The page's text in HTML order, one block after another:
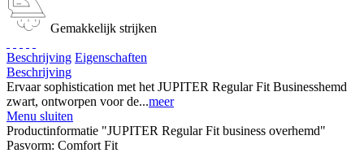
Gemakkelijk strijken
Beschrijving Eigenschaften
Beschrijving
Ervaar sophistication met het JUPITER Regular Fit Businesshemd
zwart, ontworpen voor de...meer
Menu sluiten
Productinformatie "JUPITER Regular Fit business overhemd"
Pasvorm: Comfort Fit